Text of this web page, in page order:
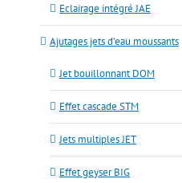
Eclairage intégré JAE
Ajutages jets d’eau moussants
Jet bouillonnant DOM
Effet cascade STM
Jets multiples JET
Effet geyser BIG